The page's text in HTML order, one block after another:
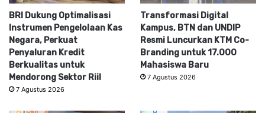
BRI Dukung Optimalisasi
Instrumen Pengelolaan Kas
Negara, Perkuat
Penyaluran Kredit
Berkualitas untuk
Mendorong Sektor Riil
7 Agustus 2026
Transformasi Digital
Kampus, BTN dan UNDIP
Resmi Luncurkan KTM Co-
Branding untuk 17.000
Mahasiswa Baru
7 Agustus 2026